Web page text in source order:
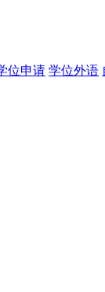
位申请 学位外语